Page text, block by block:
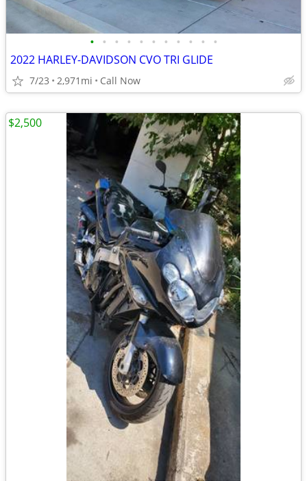
• • • • • • • • • • •
2022 HARLEY-DAVIDSON CVO TRI GLIDE
7/23 2,971mi Call Now
$2,500